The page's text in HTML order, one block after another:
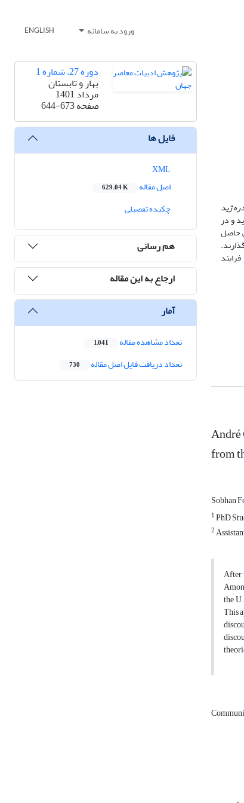
ورود به سامانه ENGLISH
ژید
دید و در
حاصل
from
Sobhan
1PhD
2
After
the
This
دوره 27، شماره 1
بهار و تابستان
مرداد 1401
صفحه644-673
فایل ها
اصل مقاله
629.04 K
چکیده تفصیلی
هم رسانی
ارجاع به این مقاله
آمار
تعداد مشاهده مقاله 1,041
تعداد دریافت فایل اصل مقاله 730